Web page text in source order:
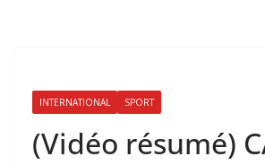
INTERNATIONAL SPORT
(Vidéo résumé)